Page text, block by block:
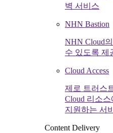
벽 서비스
NHN Bastion
NHN Cloud
수 있도록 제
Cloud Access
제로 트러스
Cloud 리소
지원하는 서
Content Delivery